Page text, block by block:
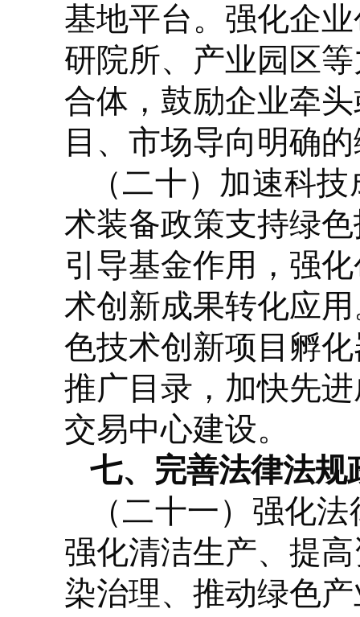
基地平台。强化企
研院所、产业园区
合体，鼓励企业牵
目、市场导向明确
（二十）加速科
术装备政策支持绿
引导基金作用，强
术创新成果转化应
色技术创新项目孵
推广目录，加快先
交易中心建设。
七、完善法律法规
（二十一）强化
强化清洁生产、提
染治理、推动绿色